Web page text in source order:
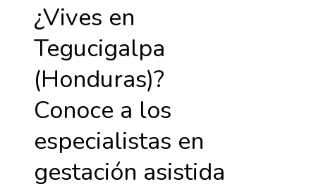
¿Vives en
Tegucigalpa
(Honduras)?
Conoce a los
especialistas en
gestación asistida